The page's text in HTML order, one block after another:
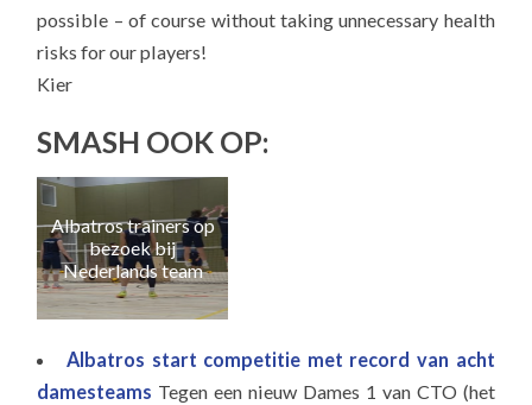
possible – of course without taking unnecessary health
risks for our players!
Kier
SMASH OOK OP:
Albatros trainers op
bezoek bij
Nederlands team
Albatros start competitie met record van acht
damesteams Tegen een nieuw Dames 1 van CTO (het